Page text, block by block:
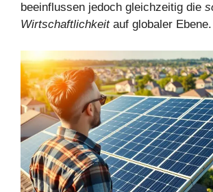
beeinflussen jedoch gleichzeitig die
Wirtschaftlichkeitauf globaler Ebene.